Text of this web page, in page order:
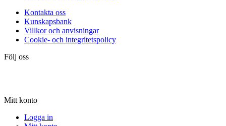
Kontakta oss
Kunskapsbank
Villkor och anvisningar
Cookie- och integritetspolicy
Följ oss
Mitt konto
Logga in